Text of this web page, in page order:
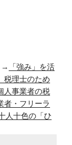
→
「強み」を活
理士のため
人事業者の税
者・フリーラ
人十色の「ひ